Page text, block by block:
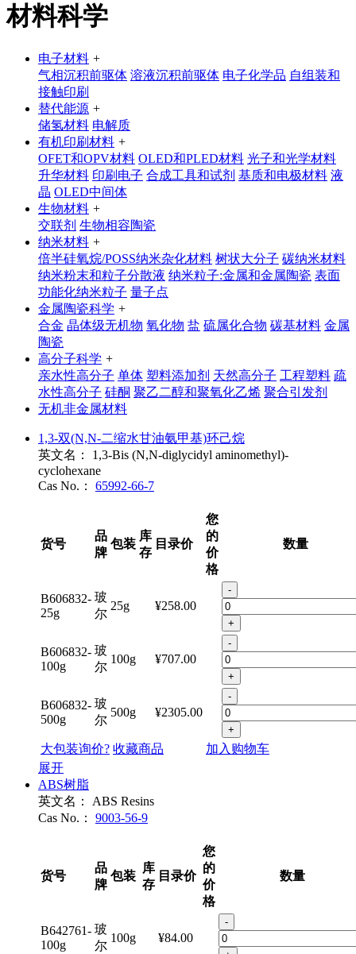
材料科学
电子材料 +
气相沉积前驱体 溶液沉积前驱体 电子化学品 自组装和
接触印刷
替代能源 +
储氢材料 电解质
有机印刷材料 +
OFET和OPV材料 OLED和PLED材料 光子和光学材料
升华材料 印刷电子 合成工具和试剂 基质和电极材料 液
晶 OLED中间体
生物材料 +
交联剂 生物相容陶瓷
纳米材料 +
倍半硅氧烷/POSS纳米杂化材料 树状大分子 碳纳米材料
纳米粉末和粒子分散液 纳米粒子:金属和金属陶瓷 表面
功能化纳米粒子 量子点
金属陶瓷科学 +
合金 晶体级无机物 氧化物 盐 硫属化合物 碳基材料 金属
陶瓷
高分子科学 +
亲水性高分子 单体 塑料添加剂 天然高分子 工程塑料 疏
水性高分子 硅酮 聚乙二醇和聚氧化乙烯 聚合引发剂
无机非金属材料
1,3-双(N,N-二缩水甘油氨甲基)环己烷
英文名：
1,3-Bis (N,N-diglycidyl aminomethyl)-
cyclohexane
Cas No.：
65992-66-7
货号
品
牌
包装
库
存
目录价
您
的
价
格
数量
B606832-
25g
玻
尔
25g ¥258.00
-
+
B606832-
100g
玻
尔
100g ¥707.00
-
+
B606832-
500g
玻
尔
500g ¥2305.00
-
+
大包装询价? 收藏商品
加入购物车
展开
ABS树脂
英文名：
ABS Resins
Cas No.：
9003-56-9
货号
品
牌
包装
库
存
目录价
您
的
价
格
数量
B642761-
100g
玻
尔
100g ¥84.00
-